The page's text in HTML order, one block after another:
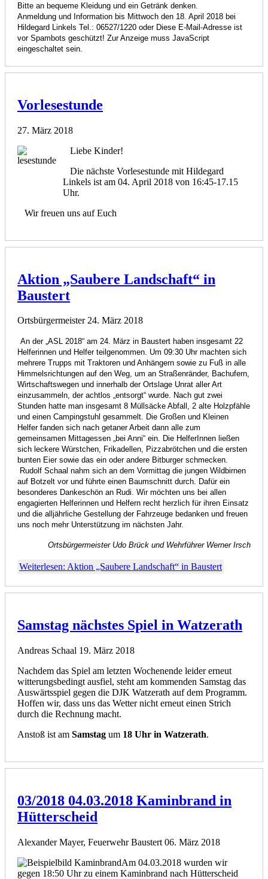
Bitte an bequeme Kleidung und ein Getränk denken.
Anmeldung und Information bis Mittwoch den 18. April 2018 bei
Hildegard Linkels Tel.: 06527/1220 oder Diese E-Mail-Adresse ist
vor Spambots geschützt! Zur Anzeige muss JavaScript
eingeschaltet sein.
Vorlesestunde
27. März 2018
Liebe Kinder!
Die nächste Vorlesestunde mit Hildegard
Linkels ist am 04. April 2018 von 16:45-17.15
Uhr.
Wir freuen uns auf Euch
Aktion „Saubere Landschaft“ in
Baustert
Ortsbürgermeister 24. März 2018
An der „ASL 2018“ am 24. März in Baustert haben insgesamt 22
Helferinnen und Helfer teilgenommen. Um 09:30 Uhr machten sich
mehrere Trupps mit Traktoren und Anhängern sowie zu Fuß in alle
Himmelsrichtungen auf den Weg, um an Straßenränder, Bachufern,
Wirtschaftswegen und innerhalb der Ortslage Unrat aller Art
einzusammeln, der achtlos „entsorgt“ wurde. Nach gut zwei
Stunden hatte man insgesamt 8 Müllsäcke Abfall, 2 alte Holzpfähle
und einen Campingstuhl gesammelt. Die Großen und Kleinen
Helfer fanden sich nach getaner Arbeit dann alle zum
gemeinsamen Mittagessen „bei Anni“ ein. Die HelferInnen ließen
sich leckere Würstchen, Frikadellen, Pizzabrötchen und die ersten
bunten Eier sowie das ein oder andere Bitburger schmecken.
Rudolf Schaal nahm sich an dem Vormittag die jungen Wildbirnen
auf Botzelt vor und führte einen Baumschnitt durch. Dafür ein
besonderes Dankeschön an Rudi. Wir möchten uns bei allen
engagierten Helferinnen und Helfern recht herzlich für ihren Einsatz
und die alljährliche Gestellung der Fahrzeuge bedanken und freuen
uns noch mehr Unterstützung im nächsten Jahr.
Ortsbürgermeister Udo Brück und Wehrführer Werner Irsch
Weiterlesen: Aktion „Saubere Landschaft“ in Baustert
Samstag nächstes Spiel in Watzerath
Andreas Schaal 19. März 2018
Nachdem das Spiel am letzten Wochenende leider erneut
witterungsbedingt ausfiel, steht am kommenden Samstag das
Auswärtsspiel gegen die DJK Watzerath auf dem Programm.
Hoffen wir, dass uns das Wetter nicht erneut einen Strich
durch die Rechnung macht.
Anstoß ist am Samstag um 18 Uhr in Watzerath.
03/2018 04.03.2018 Kaminbrand in
Hütterscheid
Alexander Mayer, Feuerwehr Baustert 06. März 2018
Am 04.03.2018 wurden wir
gegen 18:50 Uhr zu einem Kaminbrand nach Hütterscheid